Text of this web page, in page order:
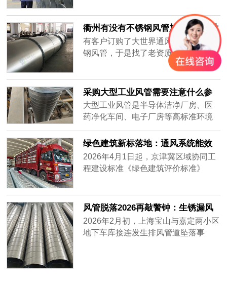
镀锌风管的帮助，有的建筑人口密
集，要全天不停运转，因此白铁皮镀
锌风管质量要好，加强通风效率，避
免损坏。常年做通风工程的客户知道
怎么分辨白铁皮镀锌风管的质量好
坏，而新入行的客户不知道怎么挑质
量好的白铁......
衢州有没有不锈钢风管加工厂-[大世
界通风]
有客户订购了大世界通风生产的不锈
钢风管，于是找了老资质的安装工人
安装，做过工程很多，到工地上一
不一样，同样的尺寸安装的时候，明
显重了不少，而且不会扁，侧弯幅度
很小，说明风管厚实，强度大抗压能
力强，使用寿命肯定很长。
采购大型工业风管需要注意什么参
数？——2026年主流通风设备供应
商对比分析
大型工业风管是半导体洁净厂房、医
药净化车间、电子厂房等高标准环境
的核心基础设施。采购时不仅需要关
注材质、厚度、密封性等硬性参数，
还要评估供应商的加工精度、交付周
期及全流程服务能力。很多用户在搜
护成本。本文将从加工精度、材质适
配、交付保障三个维度，对比市场主
流供应商——宏达风管、安达通风以
绿色建筑新标落地：通风系统能效
纳入强制指标，风管行业迎低碳转
型
2026年4月1日起，京津冀区域协同工
程建设标准《绿色建筑评价标准》
节，通风系统能效指标从推荐性要求
升级为强制评价内容，新建建筑通风
系统能效上限值较2020版标准收紧约
18%。
风管脱落2026再敲警钟：生锈漏风
别等砸下来再换
2026年2月初，上海宝山与嘉定两小区
地下车库接连发生排风管道坠落事